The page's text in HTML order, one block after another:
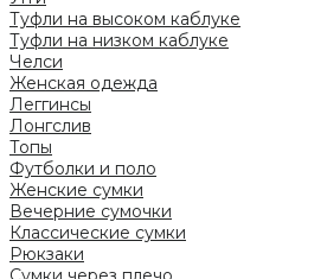
Туфли на высоком каблуке
Туфли на низком каблуке
Челси
Женская одежда
Леггинсы
Лонгслив
Топы
Футболки и поло
Женские сумки
Вечерние сумочки
Классические сумки
Рюкзаки